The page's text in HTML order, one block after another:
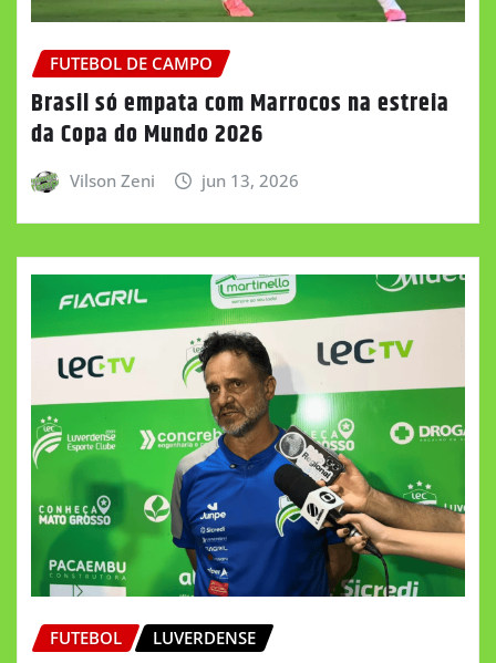
FUTEBOL DE CAMPO
Brasil só empata com Marrocos na estreia
da Copa do Mundo 2026
Vilson Zeni jun 13, 2026
FUTEBOL LUVERDENSE